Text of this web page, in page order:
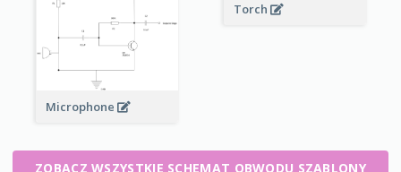
Torch
Microphone
ZOBACZ WSZYSTKIE SCHEMAT OBWODU SZABLONY